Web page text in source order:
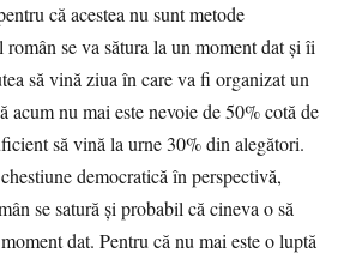
că acestea nu sunt metode
se va sătura la un moment dat şi îi
să vină ziua în care va fi organizat un
acum nu mai este nevoie de 50% cotă de
să vină la urne 30% din alegători.
democratică în perspectivă,
se satură şi probabil că cineva o să
dat. Pentru că nu mai este o luptă